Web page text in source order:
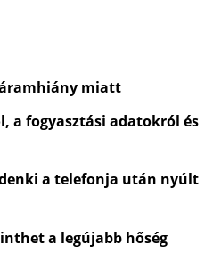
miatt
a fogyasztási adatokról és
a telefonja után nyúlt
a legújabb hőség